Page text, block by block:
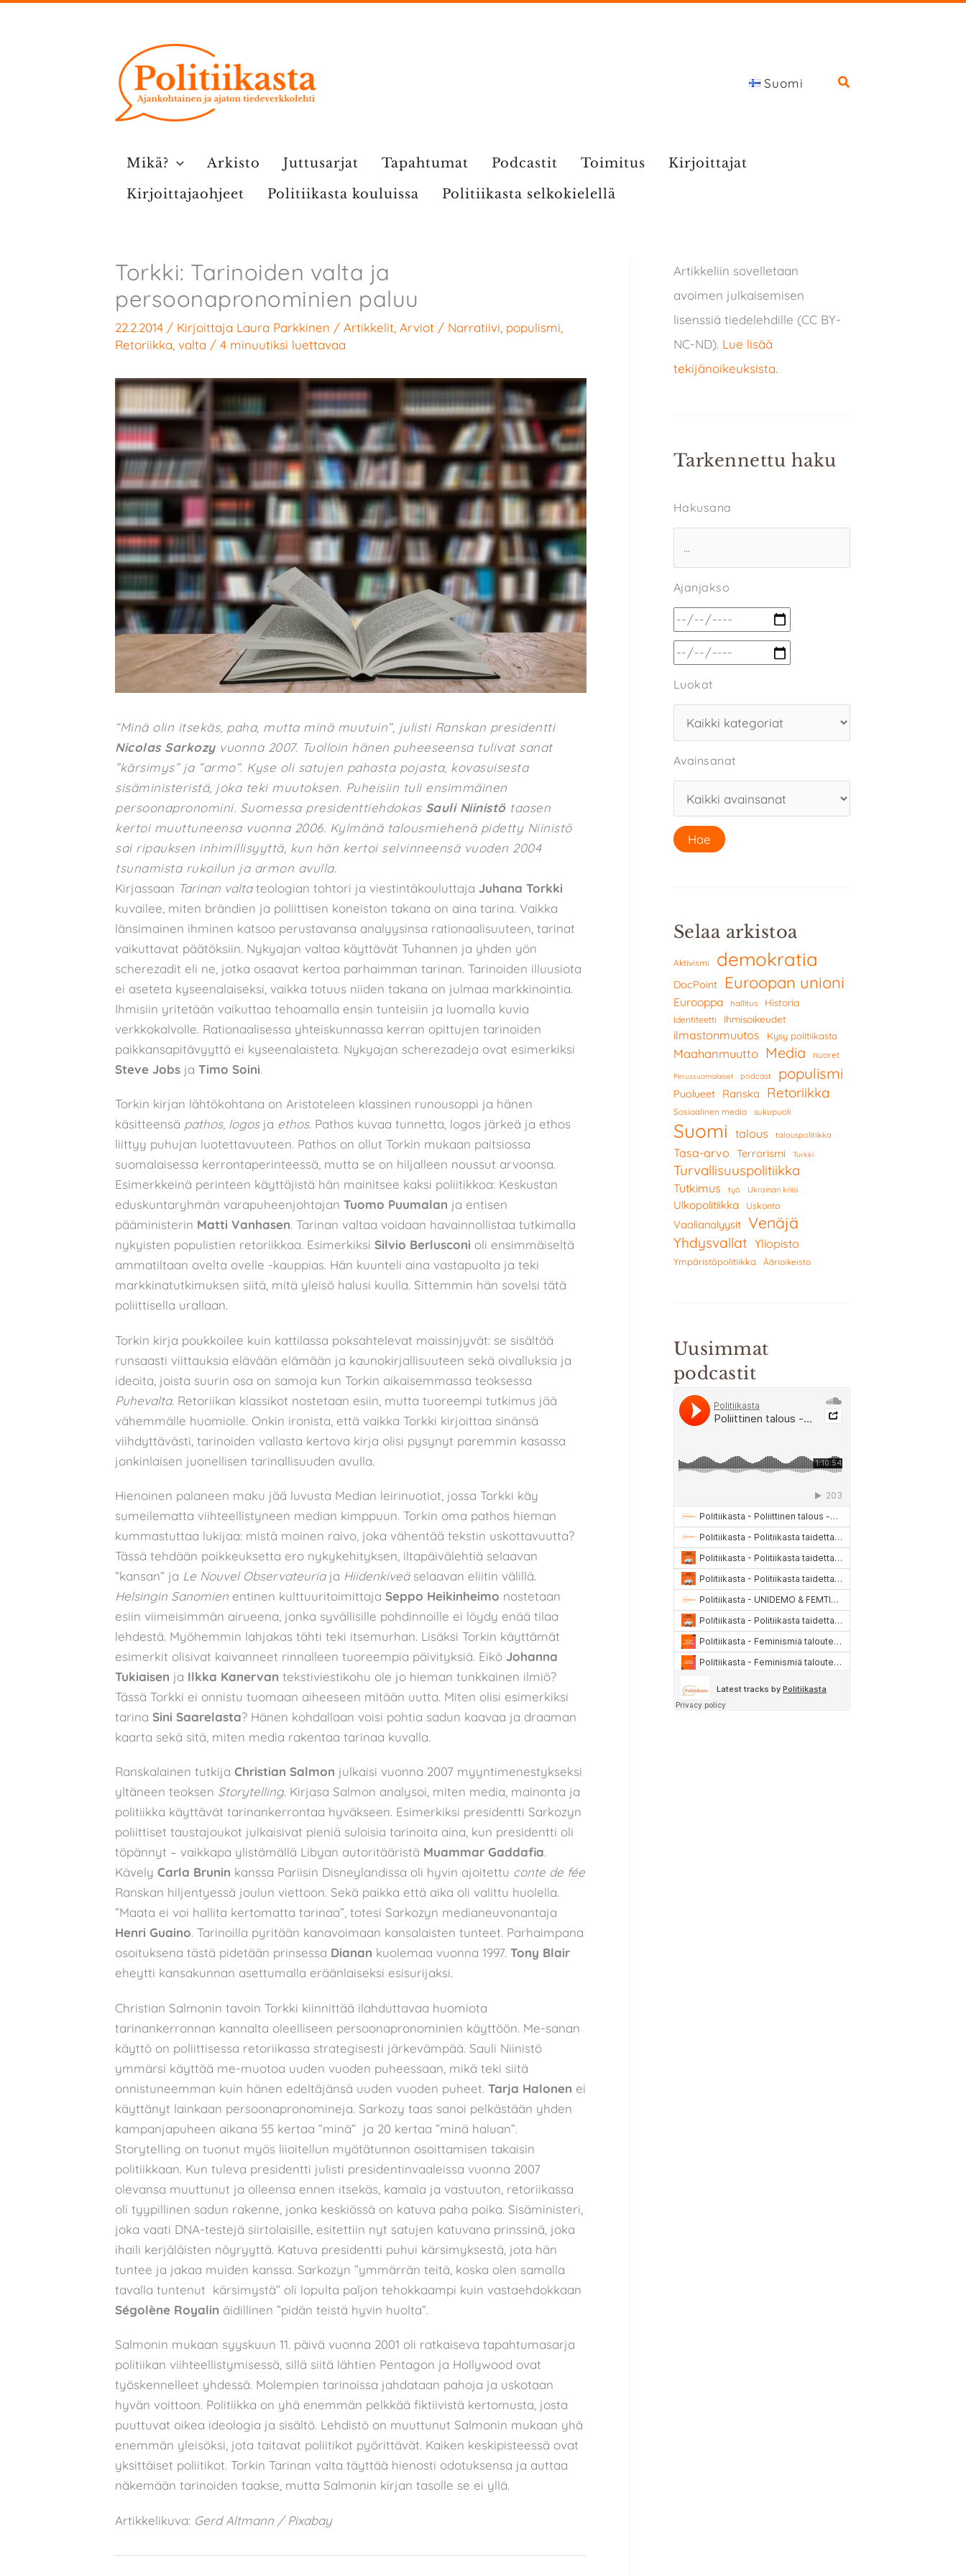
Suomi
Mikä? Arkisto Juttusarjat Tapahtumat Podcastit Toimitus
Kirjoittajat
Kirjoittajaohjeet
Politiikasta kouluissa Politiikasta selkokielellä
Torkki: Tarinoiden valta ja
persoonapronominien paluu
22.2.2014 / Kirjoittaja Laura Parkkinen / Artikkelit Arviot / Narratiivi populismi
Retoriikka valta / 4 minuutiksi luettavaa
“Minä olin itsekäs, paha, mutta minä muutuin”, julisti Ranskan presidentti
Nicolas Sarkozyvuonna 2007. Tuolloin hänen puheeseensa tulivat sanat
”kärsimys” ja ”armo”. Kyse oli satujen pahasta pojasta, kovasuisesta
sisäministeristä, joka teki muutoksen. Puheisiin tuli ensimmäinen
persoonapronomini. Suomessa presidenttiehdokas Sauli Niinistö taasen
kertoi muuttuneensa vuonna 2006. Kylmänä talousmiehenä pidetty Niinistö
sai ripauksen inhimillisyyttä, kun hän kertoi selvinneensä vuoden 2004
tsunamista rukoilun ja armon avulla.
Kirjassaan Tarinan valtateologian tohtori ja viestintäkouluttaja Juhana Torkki
kuvailee, miten brändien ja poliittisen koneiston takana on aina tarina. Vaikka
länsimainen ihminen katsoo perustavansa analyysinsa rationaalisuuteen, tarinat
vaikuttavat päätöksiin. Nykyajan valtaa käyttävät Tuhannen ja yhden yön
scherezadit eli ne, jotka osaavat kertoa parhaimman tarinan. Tarinoiden illuusiota
ei aseteta kyseenalaiseksi, vaikka totuus niiden takana on julmaa markkinointia.
Ihmisiin yritetään vaikuttaa tehoamalla ensin tunteisiin ja luomalla kuvia
verkkokalvolle. Rationaalisessa yhteiskunnassa kerran opittujen tarinoiden
paikkansapitävyyttä ei kyseenalaisteta. Nykyajan scherezadeja ovat esimerkiksi
Steve Jobs ja Timo Soini.
Torkin kirjan lähtökohtana on Aristoteleen klassinen runousoppi ja hänen
käsitteensä pathos, logosja ethos. Pathos kuvaa tunnetta, logos järkeä ja ethos
liittyy puhujan luotettavuuteen. Pathos on ollut Torkin mukaan paitsiossa
suomalaisessa kerrontaperinteessä, mutta se on hiljalleen noussut arvoonsa.
Esimerkkeinä perinteen käyttäjistä hän mainitsee kaksi poliitikkoa: Keskustan
eduskuntaryhmän varapuheenjohtajan Tuomo Puumalan ja entisen
pääministerin Matti Vanhasen. Tarinan valtaa voidaan havainnollistaa tutkimalla
nykyisten populistien retoriikkaa. Esimerkiksi Silvio Berlusconi oli ensimmäiseltä
ammatiltaan ovelta ovelle -kauppias. Hän kuunteli aina vastapuolta ja teki
markkinatutkimuksen siitä, mitä yleisö halusi kuulla. Sittemmin hän sovelsi tätä
poliittisella urallaan.
Torkin kirja poukkoilee kuin kattilassa poksahtelevat maissinjyvät: se sisältää
runsaasti viittauksia elävään elämään ja kaunokirjallisuuteen sekä oivalluksia ja
ideoita, joista suurin osa on samoja kun Torkin aikaisemmassa teoksessa
Puhevalta. Retoriikan klassikot nostetaan esiin, mutta tuoreempi tutkimus jää
vähemmälle huomiolle. Onkin ironista, että vaikka Torkki kirjoittaa sinänsä
viihdyttävästi, tarinoiden vallasta kertova kirja olisi pysynyt paremmin kasassa
jonkinlaisen juonellisen tarinallisuuden avulla.
Hienoinen palaneen maku jää luvusta Median leirinuotiot, jossa Torkki käy
sumeilematta viihteellistyneen median kimppuun. Torkin oma pathos hieman
kummastuttaa lukijaa: mistä moinen raivo, joka vähentää tekstin uskottavuutta?
Tässä tehdään poikkeuksetta ero nykykehityksen, iltapäivälehtiä selaavan
”kansan” ja Le Nouvel Observateuriaja Hiidenkiveä selaavan eliitin välillä.
Helsingin Sanomien entinen kulttuuritoimittaja Seppo Heikinheimo nostetaan
esiin viimeisimmän airueena, jonka syvällisille pohdinnoille ei löydy enää tilaa
lehdestä. Myöhemmin lahjakas tähti teki itsemurhan. Lisäksi Torkin käyttämät
esimerkit olisivat kaivanneet rinnalleen tuoreempia päivityksiä. Eikö Johanna
Tukiaisen ja Ilkka Kanervan tekstiviestikohu ole jo hieman tunkkainen ilmiö?
Tässä Torkki ei onnistu tuomaan aiheeseen mitään uutta. Miten olisi esimerkiksi
tarina Sini Saarelasta? Hänen kohdallaan voisi pohtia sadun kaavaa ja draaman
kaarta sekä sitä, miten media rakentaa tarinaa kuvalla.
Ranskalainen tutkija Christian Salmon julkaisi vuonna 2007 myyntimenestykseksi
yltäneen teoksen Storytelling. Kirjasa Salmon analysoi, miten media, mainonta ja
politiikka käyttävät tarinankerrontaa hyväkseen. Esimerkiksi presidentti Sarkozyn
poliittiset taustajoukot julkaisivat pieniä suloisia tarinoita aina, kun presidentti oli
töpännyt – vaikkapa ylistämällä Libyan autoritääristä Muammar Gaddafia.
Kävely Carla Brunin kanssa Pariisin Disneylandissa oli hyvin ajoitettu conte de fée
Ranskan hiljentyessä joulun viettoon. Sekä paikka että aika oli valittu huolella.
”Maata ei voi hallita kertomatta tarinaa”, totesi Sarkozyn medianeuvonantaja
Henri Guaino. Tarinoilla pyritään kanavoimaan kansalaisten tunteet. Parhaimpana
osoituksena tästä pidetään prinsessa Dianan kuolemaa vuonna 1997. Tony Blair
eheytti kansakunnan asettumalla eräänlaiseksi esisurijaksi.
Christian Salmonin tavoin Torkki kiinnittää ilahduttavaa huomiota
tarinankerronnan kannalta oleelliseen persoonapronominien käyttöön. Me-sanan
käyttö on poliittisessa retoriikassa strategisesti järkevämpää. Sauli Niinistö
ymmärsi käyttää me-muotoa uuden vuoden puheessaan, mikä teki siitä
onnistuneemman kuin hänen edeltäjänsä uuden vuoden puheet. Tarja Halonen ei
käyttänyt lainkaan persoonapronomineja. Sarkozy taas sanoi pelkästään yhden
kampanjapuheen aikana 55 kertaa ”minä” ja 20 kertaa ”minä haluan”.
Storytelling on tuonut myös liioitellun myötätunnon osoittamisen takaisin
politiikkaan. Kun tuleva presidentti julisti presidentinvaaleissa vuonna 2007
olevansa muuttunut ja olleensa ennen itsekäs, kamala ja vastuuton, retoriikassa
oli tyypillinen sadun rakenne, jonka keskiössä on katuva paha poika. Sisäministeri,
joka vaati DNA-testejä siirtolaisille, esitettiin nyt satujen katuvana prinssinä, joka
ihaili kerjäläisten nöyryyttä. Katuva presidentti puhui kärsimyksestä, jota hän
tuntee ja jakaa muiden kanssa. Sarkozyn ”ymmärrän teitä, koska olen samalla
tavalla tuntenut kärsimystä” oli lopulta paljon tehokkaampi kuin vastaehdokkaan
Ségolène Royalin äidillinen ”pidän teistä hyvin huolta”.
Salmonin mukaan syyskuun 11. päivä vuonna 2001 oli ratkaiseva tapahtumasarja
politiikan viihteellistymisessä, sillä siitä lähtien Pentagon ja Hollywood ovat
työskennelleet yhdessä. Molempien tarinoissa jahdataan pahoja ja uskotaan
hyvän voittoon. Politiikka on yhä enemmän pelkkää fiktiivistä kertomusta, josta
puuttuvat oikea ideologia ja sisältö. Lehdistö on muuttunut Salmonin mukaan yhä
enemmän yleisöksi, jota taitavat poliitikot pyörittävät. Kaiken keskipisteessä ovat
yksittäiset poliitikot. Torkin Tarinan valta täyttää hienosti odotuksensa ja auttaa
näkemään tarinoiden taakse, mutta Salmonin kirjan tasolle se ei yllä.
Artikkelikuva: Gerd Altmann / Pixabay
Artikkeliin sovelletaan
avoimen julkaisemisen
lisenssiä tiedelehdille (CC BY-
NC-ND). Lue lisää
tekijänoikeuksista.
Tarkennettu haku
Hakusana
Ajanjakso
Luokat
Avainsanat
Selaa arkistoa
Aktivismi demokratia
DocPoint Euroopan unioni
Eurooppa hallitus Historia
Identiteetti Ihmisoikeudet
ilmastonmuutos Kysy politiikasta
Maahanmuutto Media nuoret
Perussuomalaiset podcast populismi
Puolueet Ranska Retoriikka
Sosiaalinen media sukupuoli
Suomi talous talouspolitiikka
Tasa-arvo Terrorismi Turkki
Turvallisuuspolitiikka
Tutkimus työ Ukrainan kriisi
Ulkopolitiikka Uskonto
Vaalianalyysit Venäjä
Yhdysvallat Yliopisto
Ympäristöpolitiikka Äärioikeisto
Uusimmat
podcastit